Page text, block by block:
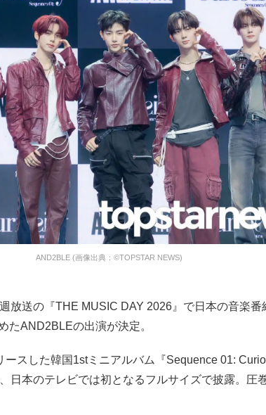
AND2BLE (画像出典：©TOPSTAR NEWS)
放送の『THE MUSIC DAY 2026』で日本の音楽番
たAND2BLEの出演が決定。
ースした韓国1stミニアルバム『Sequence 01:
日本のテレビでは初となるフルサイズで披露。圧